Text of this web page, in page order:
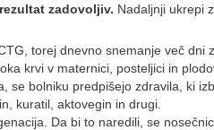
zadovoljiv. Nadaljnji ukrepi
torej dnevno snemanje več dni
krvi v maternici, posteljici in
se bolniku predpišejo zdravila, ki
kuratil, aktovegin in drugi.
Da bi to naredili, se